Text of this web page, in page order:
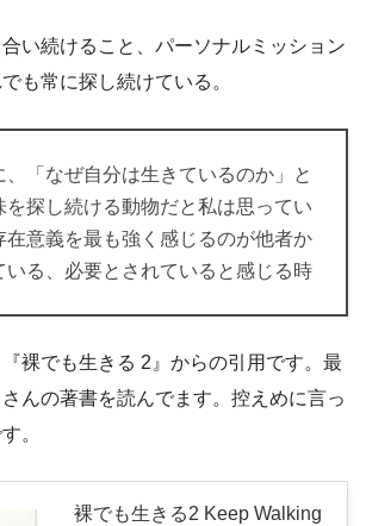
い続けること、パーソナルミッション
も常に探し続けている。
、「なぜ自分は生きているのか」と
を探し続ける動物だと私は思ってい
在意義を最も強く感じるのが他者か
いる、必要とされていると感じる時
裸でも生きる 2』からの引用です。最
んの著書を読んでます。控えめに言っ
。
裸でも生きる2 Keep Walking